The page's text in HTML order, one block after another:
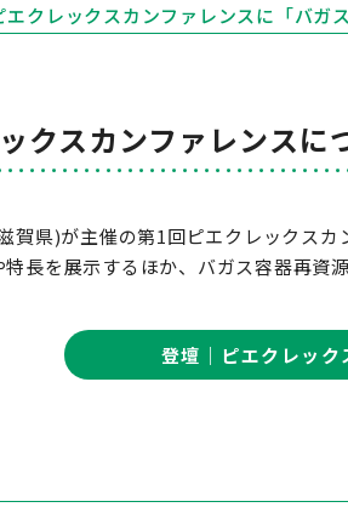
エクレックスカンファレンスに「バガ
クスカンファレンスに
賀県)が主催の第1回ピエクレックスカ
長を展示するほか、バガス容器再資
登壇｜ピエクレック